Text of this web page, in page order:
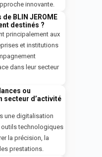
innovante.
BLIN JEROME
destinés ?
principalement aux
et institutions
dans leur secteur
ou
secteur d’activité
une digitalisation
outils technologiques
la précision, la
prestations.